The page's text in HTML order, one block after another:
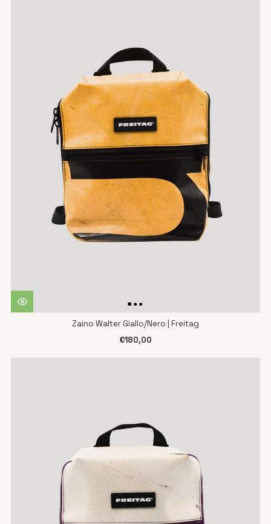
Zaino Walter Giallo/Nero | Freitag
€180,00